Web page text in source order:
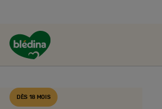
ACCUEIL
DÈS 18 MOIS